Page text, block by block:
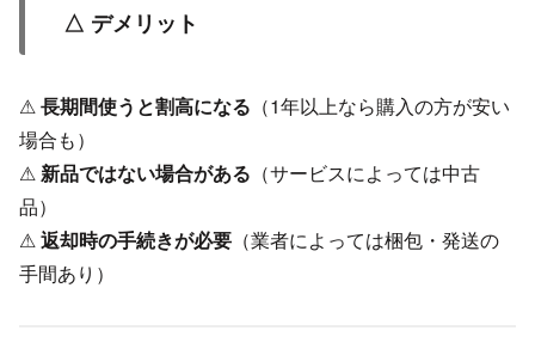
△ デメリット
⚠長期間使うと割高になる （1年以上なら購入の方が安い
場合も）
⚠新品ではない場合がある （サービスによっては中古
品）
⚠返却時の手続きが必要 （業者によっては梱包・発送の
手間あり）